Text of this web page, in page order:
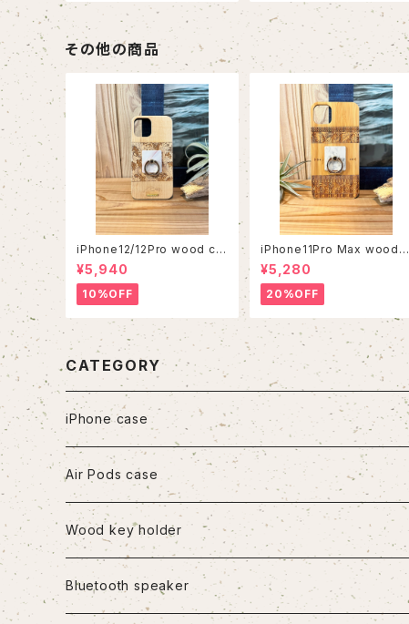
その他の商品
iPhone12/12Pro wood ca
se
¥5,940
10%OFF
iPhone11Pro Max wood c
ase
¥5,280
20%OFF
CATEGORY
iPhone case
iPhone7/8/SE2
iPhone8Plus
iPhoneX/XS
Air Pods case
Wood key holder
Bluetooth speaker